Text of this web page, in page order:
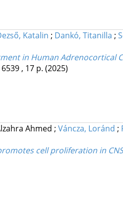
Katalin ; Dankó, Titanilla ;
in Human Adrenocortical
, 17 p. (2025)
Ahmed ; Váncza, Loránd ;
cell proliferation in